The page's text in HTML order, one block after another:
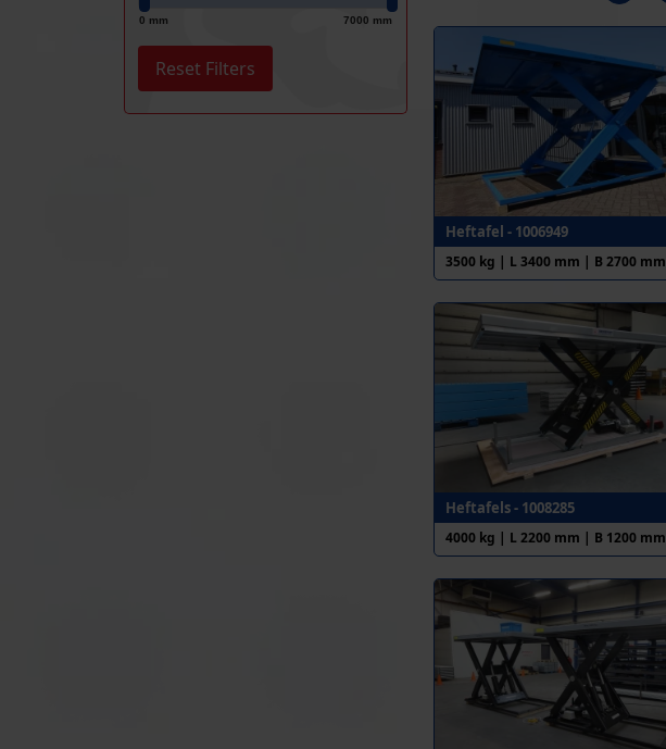
0 mm 7000 mm
Heftafel - 1006949
3500 kg | L 3400 mm | B 2700 mm
Heftafels - 1008285
4000 kg | L 2200 mm | B 1200 mm